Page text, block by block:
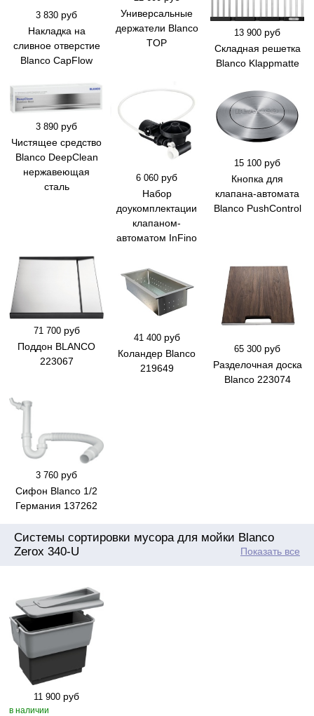
3 830 руб
Накладка на
сливное отверстие
Blanco CapFlow
Универсальные
держатели Blanco
TOP
13 900 руб
Складная решетка
Blanco Klappmatte
3 890 руб
Чистящее средство
Blanco DeepClean
нержавеющая
сталь
6 060 руб
Набор
доукомплектации
клапаном-
автоматом InFino
15 100 руб
Кнопка для
клапана-автомата
Blanco PushControl
71 700 руб
Поддон BLANCO
223067
41 400 руб
Коландер Blanco
219649
65 300 руб
Разделочная доска
Blanco 223074
3 760 руб
Сифон Blanco 1/2
Германия 137262
Системы сортировки мусора для мойки Blanco
Zerox 340-U
Показать все
11 900 руб
в наличии